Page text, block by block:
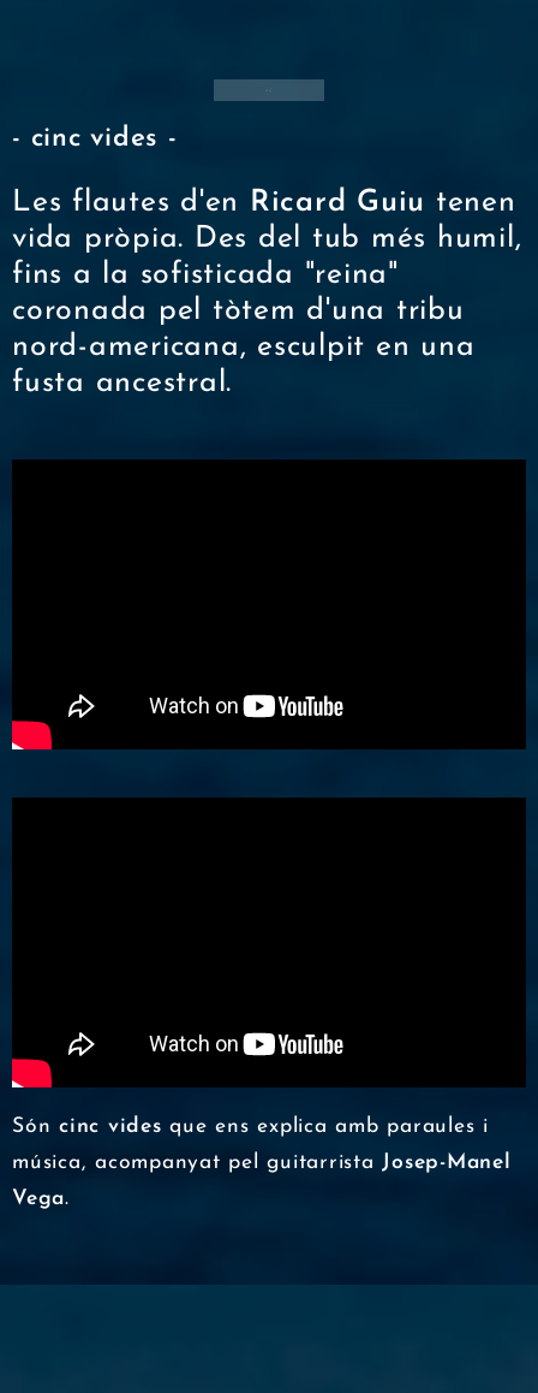
- cinc vides -
Les flautes d'en Ricard Guiu tenen
vida pròpia. Des del tub més humil,
fins a la sofisticada "reina"
coronada pel tòtem d'una tribu
nord-americana, esculpit en una
fusta ancestral.
Són cinc vides que ens explica amb paraules i
música, acompanyat pel guitarrista Josep-Manel
Vega.